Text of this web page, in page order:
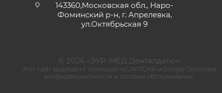
143360,Московская обл., Наро-
Фоминский р-н, г. Апрелевка,
ул.Октябрьская 9
© 2026 «ЭУР-МЕД Денталдепо»
Этот сайт защищен с помощью reCAPTCHA и Google Политика
конфиденциальности и Условия обслуживания